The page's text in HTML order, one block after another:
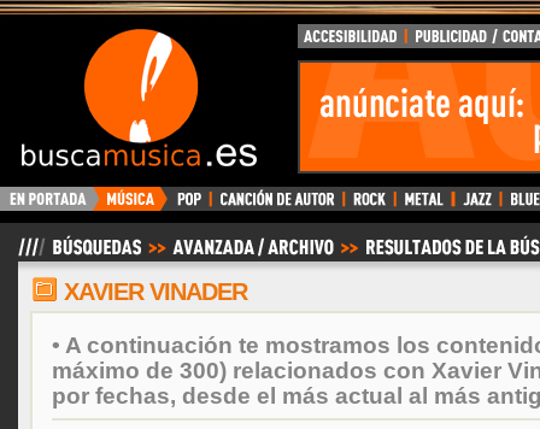
BuscaMusica.es
XAVIER VINADER
• A continuación te mostramos los
máximo de 300) relacionados con Xavier
por fechas, desde el más actual al más